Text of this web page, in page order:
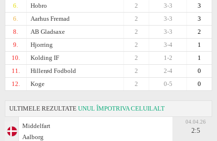
6.
Hobro 3
3-3
2
6.
Aarhus Fremad 3
3-3
2
8.
AB Gladsaxe 2
3-3
2
9.
Hjorring 1
3-4
2
10.
Kolding IF 1
1-2
2
11.
Hillerød Fodbold 0
2-4
2
12.
Koge 0
0-5
2
ULTIMELE REZULTATE UNUL ÎMPOTRIVA CELUILALT
Middelfart
Aalborg
04.04.26
2:5